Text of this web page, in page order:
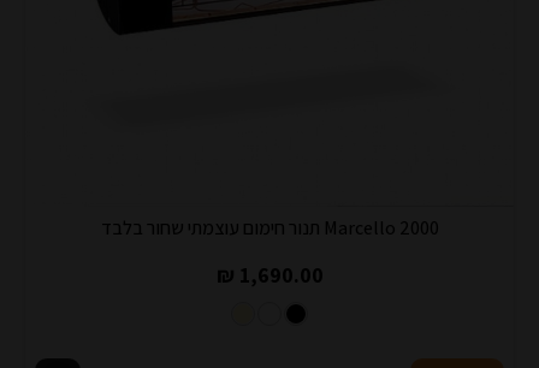
Marcello 2000 תנור חימום עוצמתי שחור בלבד
1,690.00 ₪